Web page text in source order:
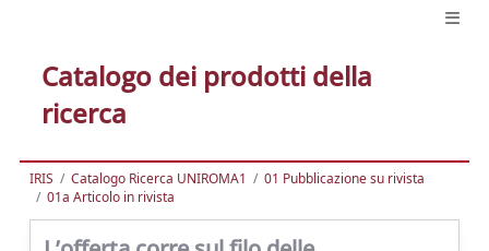
Catalogo dei prodotti della
ricerca
IRIS Catalogo Ricerca UNIROMA1
01 Pubblicazione su rivista
01a Articolo in rivista